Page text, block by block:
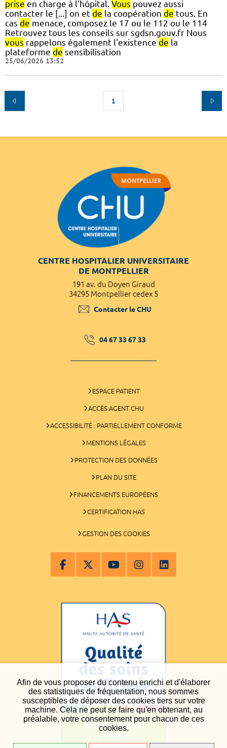
Afin de vous proposer du contenu enrichi et d'élaborer
des statistiques de fréquentation, nous sommes
susceptibles de déposer des cookies tiers sur votre
machine. Cela ne peut se faire qu'en obtenant, au
préalable, votre consentement pour chacun de ces
cookies.
prise en charge à l'hôpital. Vous pouvez aussi
contacter le [...] on et de la coopération de tous. En
cas de menace, composez le 17 ou le 112 ou le 114
Retrouvez tous les conseils sur sgdsn.gouv.fr Nous
vous rappelons également l'existence de la
plateforme de sensibilisation
25/06/2026 13:52
1
CENTRE HOSPITALIER UNIVERSITAIRE
DE MONTPELLIER
191 av. du Doyen Giraud
34295 Montpellier cedex 5
Contacter le CHU
04 67 33 67 33
ESPACE PATIENT
ACCÈS AGENT CHU
ACCESSIBILITÉ : PARTIELLEMENT CONFORME
MENTIONS LÉGALES
PROTECTION DES DONNÉES
PLAN DU SITE
FINANCEMENTS EUROPÉENS
CERTIFICATION HAS
GESTION DES COOKIES